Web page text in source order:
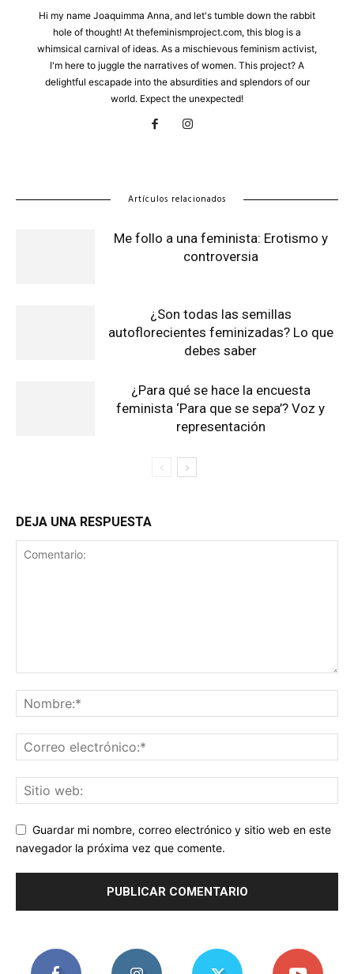
Hi my name Joaquimma Anna, and let's tumble down the rabbit
hole of thought! At thefeminismproject.com, this blog is a
whimsical carnival of ideas. As a mischievous feminism activist,
I'm here to juggle the narratives of women. This project? A
delightful escapade into the absurdities and splendors of our
world. Expect the unexpected!
Artículos relacionados
Me follo a una feminista: Erotismo y
controversia
¿Son todas las semillas
autoflorecientes feminizadas? Lo que
debes saber
¿Para qué se hace la encuesta
feminista ‘Para que se sepa’? Voz y
representación
DEJA UNA RESPUESTA
Guardar mi nombre, correo electrónico y sitio web en este
navegador la próxima vez que comente.